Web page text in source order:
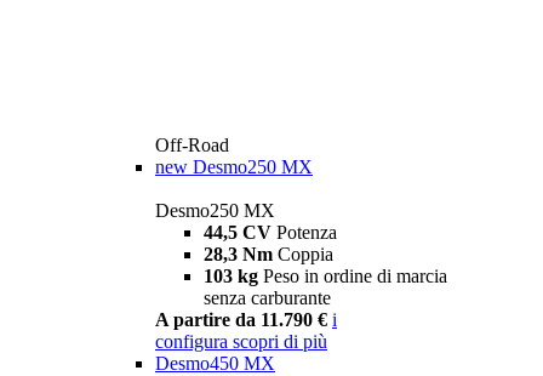
Off-Road
new Desmo250 MX
Desmo250 MX
44,5 CV Potenza
28,3 Nm Coppia
103 kg Peso in ordine di marcia
senza carburante
A partire da 11.790 € i
configura scopri di più
Desmo450 MX